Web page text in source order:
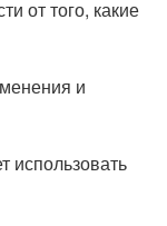
от того, какие
и
использовать